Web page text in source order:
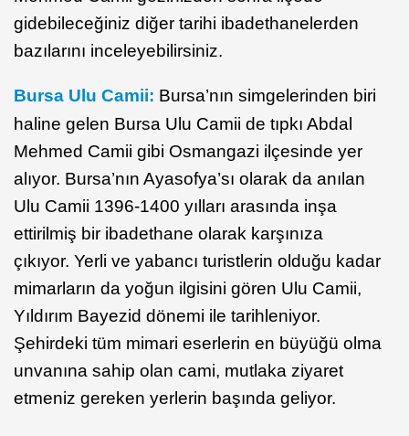
gidebileceğiniz diğer tarihi ibadethanelerden
bazılarını inceleyebilirsiniz.
Bursa Ulu Camii: Bursa’nın simgelerinden biri
haline gelen Bursa Ulu Camii de tıpkı Abdal
Mehmed Camii gibi Osmangazi ilçesinde yer
alıyor. Bursa’nın Ayasofya’sı olarak da anılan
Ulu Camii 1396-1400 yılları arasında inşa
ettirilmiş bir ibadethane olarak karşınıza
çıkıyor. Yerli ve yabancı turistlerin olduğu kadar
mimarların da yoğun ilgisini gören Ulu Camii,
Yıldırım Bayezid dönemi ile tarihleniyor.
Şehirdeki tüm mimari eserlerin en büyüğü olma
unvanına sahip olan cami, mutlaka ziyaret
etmeniz gereken yerlerin başında geliyor.